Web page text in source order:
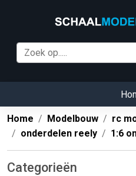
Home Modelbouw rc
onderdelen reely
1:6
Categorieën